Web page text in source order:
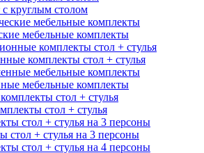
круглым столом
мебельные комплекты
комплекты стол + стулья
мебельные комплекты
стол + стулья
стол + стулья на 3 персоны